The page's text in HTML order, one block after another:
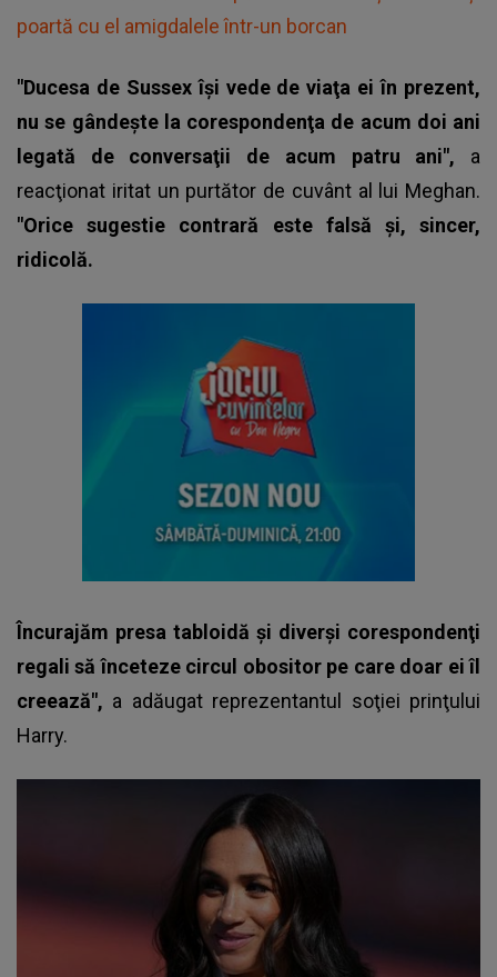
poartă cu el amigdalele într-un borcan
"Ducesa de Sussex îşi vede de viaţa ei în prezent,
nu se gândeşte la corespondenţa de acum doi ani
legată de conversaţii de acum patru ani", a
reacţionat iritat un purtător de cuvânt al lui Meghan.
"Orice sugestie contrară este falsă şi, sincer,
ridicolă.
Încurajăm presa tabloidă şi diverşi corespondenţi
regali să înceteze circul obositor pe care doar ei îl
creează", a adăugat reprezentantul soţiei prinţului
Harry.